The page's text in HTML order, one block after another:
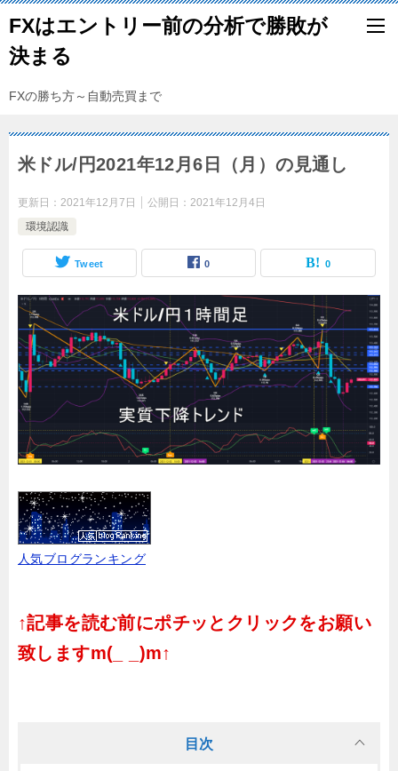
FXはエントリー前の分析で勝敗が
決まる
FXの勝ち方～自動売買まで
米ドル/円2021年12月6日（月）の見通し
更新日： 2021年12月7日 公開日： 2021年12月4日
環境認識
Tweet 0 0
人気ブログランキング
↑記事を読む前にポチッとクリックをお願い
致しますm(_ _)m↑
目次